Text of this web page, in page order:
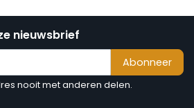
nieuwsbrief
Abonneer
nooit met anderen delen.